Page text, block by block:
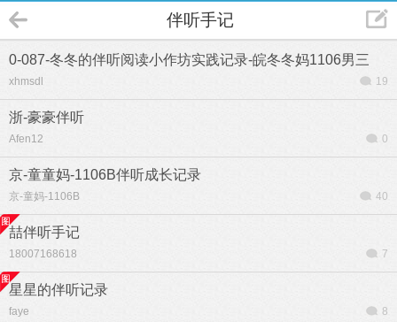
伴听手记
0-087-冬冬的伴听阅读小作坊实践记录-皖冬冬妈1106男三
xhmsdl 19
浙-豪豪伴听
Afen12 0
京-童童妈-1106B伴听成长记录
京-童妈-1106B 40
喆伴听手记
18007168618 7
星星的伴听记录
faye 8